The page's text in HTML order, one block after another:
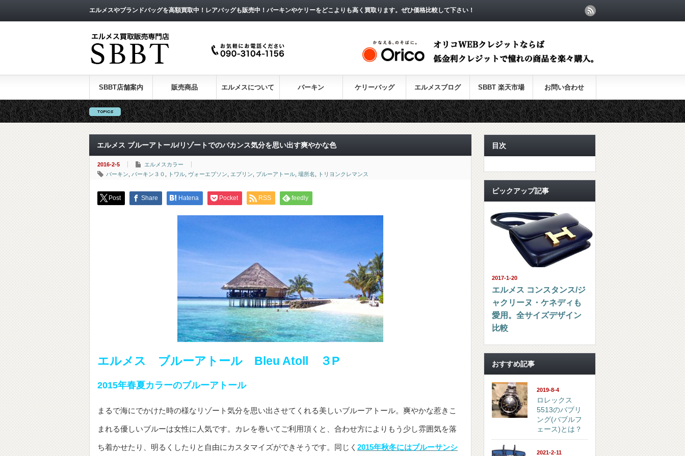
エルメスやブランドバッグを高額買取中！レアバッグも販売中！バーキンやケリーをどこよりも高く買取ります。ぜひ価格比較して下さい！
SBBT店舗案内 販売商品 エルメスについて バーキン ケリーバッグ エルメスブログ SBBT 楽天市場 お問い合わせ
エルメス ブルーアトール/リゾートでのバカンス気分を思い出す爽やかな色
2016-2-5
エルメスカラー
バーキン
バーキン３０ トワル ヴォーエプソン エブリン ブルーアトール 場所名 トリヨンクレマンス
Post Share Hatena Pocket RSS feedly
エルメス ブルーアトール Bleu Atoll ３P
2015年春夏カラーのブルーアトール
まるで海にでかけた時の様なリゾート気分を思い出させてくれる美しいブルーアトール。爽やかな惹きこ
まれる優しいブルーは女性に人気です。カレを巻いてご利用頂くと、合わせ方によりもう少し雰囲気を落
ち着かせたり、明るくしたりと自由にカスタマイズができそうです。同じく 2015年秋冬にはブルーサンシ
目次
ピックアップ記事
2017-1-20
エルメス コンスタンス/ジ
ャクリーヌ・ケネディも
愛用。全サイズデザイン
比較
おすすめ記事
2019-8-4
ロレックス
5513のバブリ
ング(バブルフ
ェース)とは？
2021-2-11